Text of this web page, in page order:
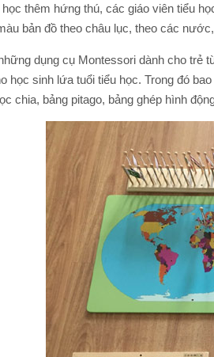
thêm hứng thú, các giáo viên tiểu
bản đồ theo châu lục, theo các
dụng cụ Montessori dành cho trẻ
học sinh lứa tuổi tiểu học. Trong đó
chia, bảng pitago, bảng ghép hình